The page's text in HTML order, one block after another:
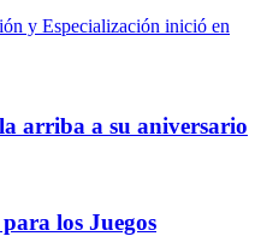
y Especialización inició en
arriba a su aniversario
los Juegos